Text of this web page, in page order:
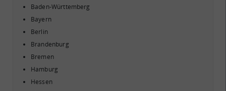
Baden-Württemberg
Bayern
Berlin
Brandenburg
Bremen
Hamburg
Hessen